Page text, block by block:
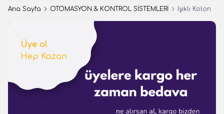
Ana Sayfa OTOMASYON & KONTROL SİSTEMLERİ Işıklı Kolon
Üye ol
Hep Kazan